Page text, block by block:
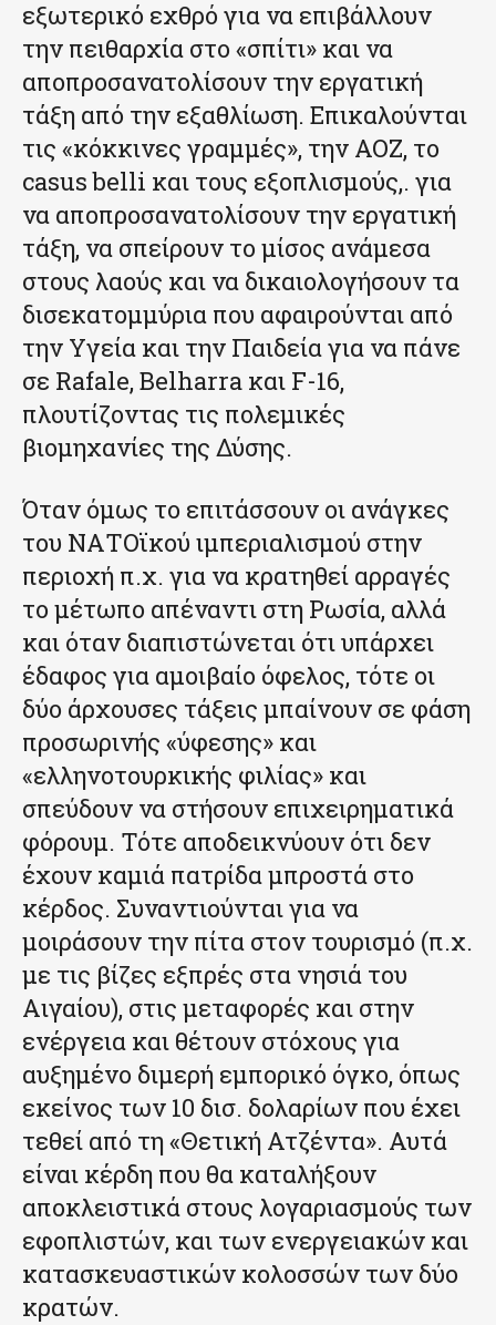
εξωτερικό εχθρό για να επιβάλλουν
την πειθαρχία στο «σπίτι» και να
αποπροσανατολίσουν την εργατική
τάξη από την εξαθλίωση. Επικαλούνται
τις «κόκκινες γραμμές», την ΑΟΖ, το
casus belli και τους εξοπλισμούς,. για
να αποπροσανατολίσουν την εργατική
τάξη, να σπείρουν το μίσος ανάμεσα
στους λαούς και να δικαιολογήσουν τα
δισεκατομμύρια που αφαιρούνται από
την Υγεία και την Παιδεία για να πάνε
σε Rafale, Belharra και F-16,
πλουτίζοντας τις πολεμικές
βιομηχανίες της Δύσης.
Όταν όμως το επιτάσσουν οι ανάγκες
του ΝΑΤΟϊκού ιμπεριαλισμού στην
περιοχή π.χ. για να κρατηθεί αρραγές
το μέτωπο απέναντι στη Ρωσία, αλλά
και όταν διαπιστώνεται ότι υπάρχει
έδαφος για αμοιβαίο όφελος, τότε οι
δύο άρχουσες τάξεις μπαίνουν σε φάση
προσωρινής «ύφεσης» και
«ελληνοτουρκικής φιλίας» και
σπεύδουν να στήσουν επιχειρηματικά
φόρουμ. Τότε αποδεικνύουν ότι δεν
έχουν καμιά πατρίδα μπροστά στο
κέρδος. Συναντιούνται για να
μοιράσουν την πίτα στον τουρισμό (π.χ.
με τις βίζες εξπρές στα νησιά του
Αιγαίου), στις μεταφορές και στην
ενέργεια και θέτουν στόχους για
αυξημένο διμερή εμπορικό όγκο, όπως
εκείνος των 10 δισ. δολαρίων που έχει
τεθεί από τη «Θετική Ατζέντα». Αυτά
είναι κέρδη που θα καταλήξουν
αποκλειστικά στους λογαριασμούς των
εφοπλιστών, και των ενεργειακών και
κατασκευαστικών κολοσσών των δύο
κρατών.